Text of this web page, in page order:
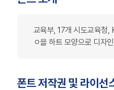
교육부, 17개 시도교육청
ㅇ을 하트 모양으로 디자
폰트 저작권 및 라이선